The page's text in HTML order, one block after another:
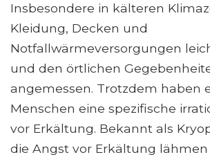
Insbesondere in kälteren
Kleidung, Decken und
Notfallwärmeversorgungen
und den örtlichen
angemessen. Trotzdem haben
Menschen eine spezifische
vor Erkältung. Bekannt als
die Angst vor Erkältung